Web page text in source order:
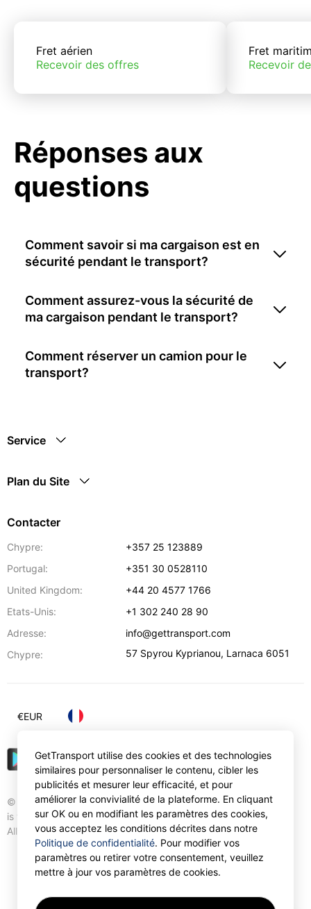
Fret aérien
Recevoir des offres
Fret
Recevoir
Réponses aux
questions
Comment savoir si ma cargaison est en
sécurité pendant le transport?
Comment assurez-vous la sécurité de
ma cargaison pendant le transport?
Comment réserver un camion pour le
transport?
Service
Plan du Site
Contacter
Chypre:
+357 25 123889
Portugal:
+351 30 0528110
United Kingdom:
+44 20 4577 1766
Etats-Unis:
+1 302 240 28 90
Adresse:
info@gettransport.com
Chypre:
57 Spyrou Kyprianou, Larnaca 6051
© Gettransport International Limited. GetTransport®
is trademark of Gettransport International Limited.
All rights reserved.
€EUR
GetTransport utilise des cookies et des technologies
similaires pour personnaliser le contenu, cibler les
publicités et mesurer leur efficacité, et pour
améliorer la convivialité de la plateforme. En cliquant
sur OK ou en modifiant les paramètres des cookies,
vous acceptez les conditions décrites dans notre
Politique de confidentialité. Pour modifier vos
paramètres ou retirer votre consentement, veuillez
mettre à jour vos paramètres de cookies.